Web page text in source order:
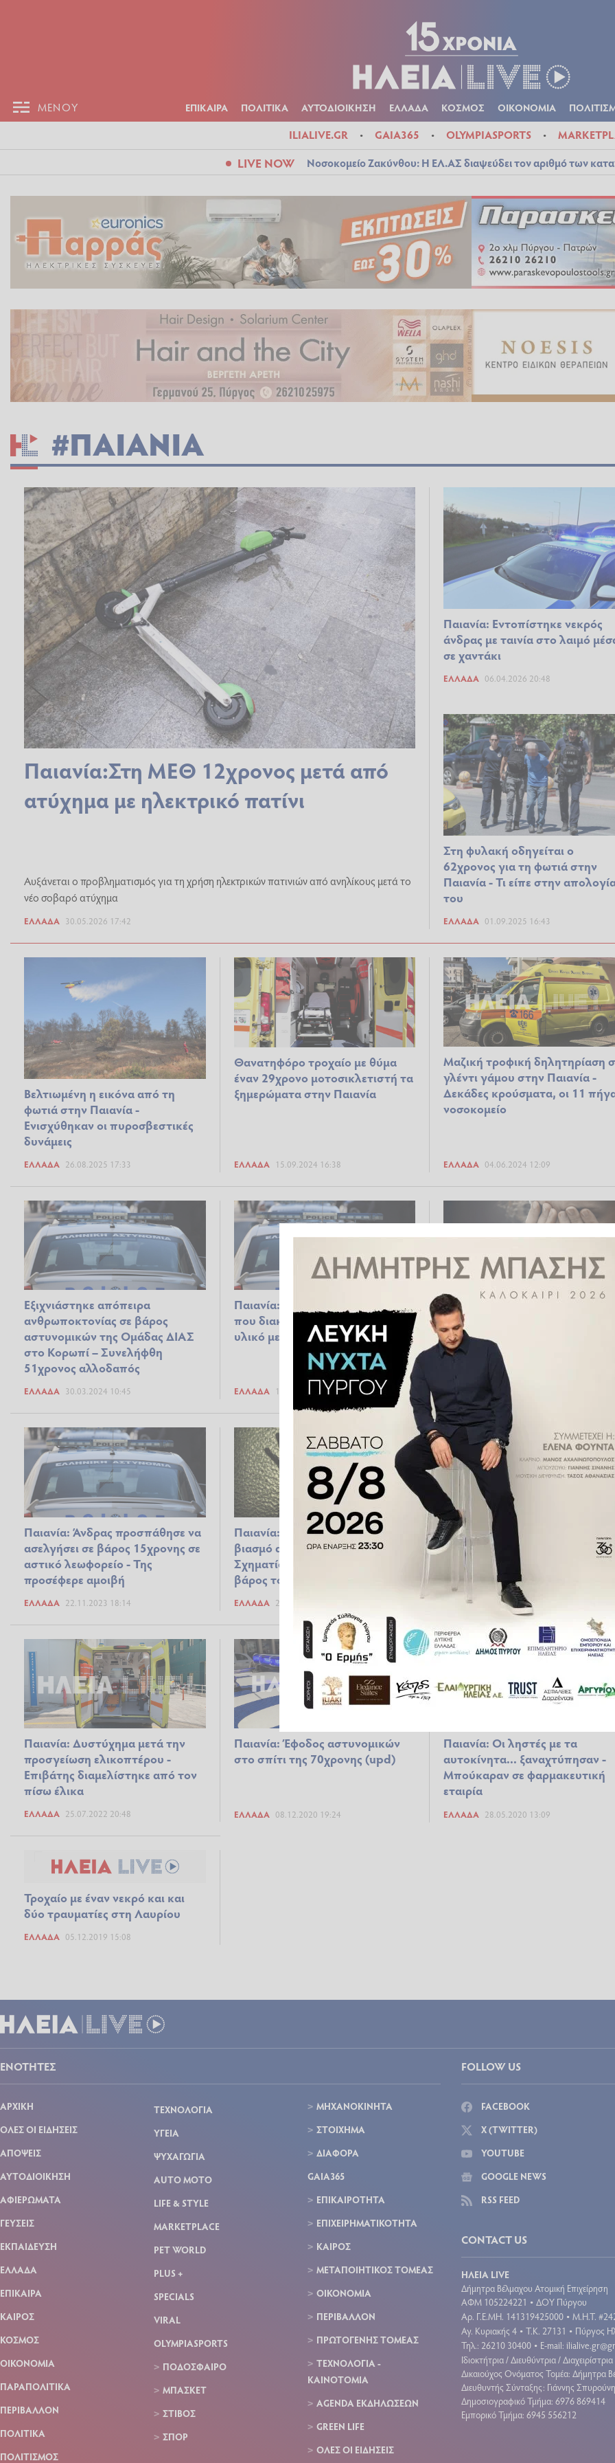
ΜΕΝΟΥ ΕΠΙΚΑΙΡΑ ΠΟΛΙΤΙΚΑ ΑΥΤΟΔΙΟΙΚΗΣΗ ΕΛΛΑΔΑ ΚΟΣΜΟΣ ΟΙΚΟΝΟΜΙΑ
ILIALIVE.GR GAIA365 OLYMPIASPORTS
LIVE NOW Νοσοκομείο Ζακύνθου: Η ΕΛ.ΑΣ διαψεύδει τον αριθμό των
#ΠΑΙΑΝΙΑ
Παιανία:Στη ΜΕΘ 12χρονος μετά από
ατύχημα με ηλεκτρικό πατίνι
Αυξάνεται ο προβληματισμός για τη χρήση ηλεκτρικών πατινιών από ανηλίκους μετά το
νέο σοβαρό ατύχημα
ΕΛΛΆΔΑ 30.05.2026 17:42
Παιανία: Εντοπίστηκε νεκρός
άνδρας με ταινία στο λαιμό
σε χαντάκι
ΕΛΛΆΔΑ 06.04.2026 20:48
Στη φυλακή οδηγείται ο
62χρονος για τη φωτιά στην
Παιανία - Τι είπε στην
του
ΕΛΛΆΔΑ 01.09.2025 16:43
Βελτιωμένη η εικόνα από τη
φωτιά στην Παιανία -
Ενισχύθηκαν οι πυροσβεστικές
δυνάμεις
ΕΛΛΆΔΑ 26.08.2025 17:33
Θανατηφόρο τροχαίο με θύμα
έναν 29χρονο μοτοσικλετιστή τα
ξημερώματα στην Παιανία
ΕΛΛΆΔΑ 15.09.2024 16:38
Μαζική τροφική δηλητηρίαση
γλέντι γάμου στην Παιανία -
Δεκάδες κρούσματα, οι 11
νοσοκομείο
ΕΛΛΆΔΑ 04.06.2024 12:09
Εξιχνιάστηκε απόπειρα
ανθρωποκτονίας σε βάρος
αστυνομικών της Ομάδας ΔΙΑΣ
στο Κορωπί – Συνελήφθη
51χρονος αλλοδαπός
ΕΛΛΆΔΑ 30.03.2024 10:45
Παιανία: Συνελήφθη 14χρονος
που διακινούσε πορνογραφικό
υλικό με ανήλικη
ΕΛΛΆΔΑ 18.02.2024 17:39
Παιανία: Ανήλικη θύμα
εκδικητικής πορνογραφίας –
22χρονος έστειλε γυμνές
φωτογραφίες στον θείο της
ΕΛΛΆΔΑ 14.02.2024 08:24
Παιανία: Άνδρας προσπάθησε να
ασελγήσει σε βάρος 15χρονης σε
αστικό λεωφορείο - Της
προσέφερε αμοιβή
ΕΛΛΆΔΑ 22.11.2023 18:14
Παιανία: 28χρονη κατήγγειλε
βιασμό από 37χρονο -
Σχηματίστηκε δικογραφία εις
βάρος του
ΕΛΛΆΔΑ 24.07.2023 10:05
Παιανία: «Ο 22χρονος έβγαζε
selfie όταν σκοτώθηκε από τον
έλικα ελικοπτέρου», λένε
βρετανικά μέσα
ΕΛΛΆΔΑ 26.07.2022 14:04
Παιανία: Δυστύχημα μετά την
προσγείωση ελικοπτέρου -
Επιβάτης διαμελίστηκε από τον
πίσω έλικα
ΕΛΛΆΔΑ 25.07.2022 20:48
Παιανία: Έφοδος αστυνομικών
στο σπίτι της 70χρονης (upd)
ΕΛΛΆΔΑ 08.12.2020 19:24
Παιανία: Οι ληστές με τα
αυτοκίνητα... ξαναχτύπησαν -
Μπούκαραν σε φαρμακευτική
εταιρία
ΕΛΛΆΔΑ 28.05.2020 13:09
Τροχαίο με έναν νεκρό και και
δύο τραυματίες στη Λαυρίου
ΕΛΛΆΔΑ 05.12.2019 15:08
ΕΝΟΤΗΤΕΣ
ΑΡΧΙΚΗ
ΟΛΕΣ ΟΙ ΕΙΔΗΣΕΙΣ
ΑΠΟΨΕΙΣ
ΑΥΤΟΔΙΟΙΚΗΣΗ
ΑΦΙΕΡΩΜΑΤΑ
ΓΕΥΣΕΙΣ
ΕΚΠΑΙΔΕΥΣΗ
ΕΛΛΑΔΑ
ΕΠΙΚΑΙΡΑ
ΚΑΙΡΟΣ
ΚΟΣΜΟΣ
ΟΙΚΟΝΟΜΙΑ
ΠΑΡΑΠΟΛΙΤΙΚΑ
ΠΕΡΙΒΑΛΛΟΝ
ΠΟΛΙΤΙΚΑ
ΠΟΛΙΤΙΣΜΟΣ
ΤΕΧΝΟΛΟΓΙΑ
ΥΓΕΙΑ
ΨΥΧΑΓΩΓΙΑ
AUTO MOTO
LIFE & STYLE
MARKETPLACE
PET WORLD
PLUS +
SPECIALS
VIRAL
OLYMPIASPORTS
ΠΟΔΟΣΦΑΙΡΟ
ΜΠΑΣΚΕΤ
ΣΤΙΒΟΣ
ΣΠΟΡ
ΜΗΧΑΝΟΚΙΝΗΤΑ
ΣΤΟΙΧΗΜΑ
ΔΙΑΦΟΡΑ
GAIA365
ΕΠΙΚΑΙΡΟΤΗΤΑ
ΕΠΙΧΕΙΡΗΜΑΤΙΚΟΤΗΤΑ
ΚΑΙΡΟΣ
ΜΕΤΑΠΟΙΗΤΙΚΟΣ ΤΟΜΕΑΣ
ΟΙΚΟΝΟΜΙΑ
ΠΕΡΙΒΑΛΛΟΝ
ΠΡΩΤΟΓΕΝΗΣ ΤΟΜΕΑΣ
ΤΕΧΝΟΛΟΓΙΑ -
ΚΑΙΝΟΤΟΜΙΑ
AGENDA ΕΚΔΗΛΩΣΕΩΝ
GREEN LIFE
ΟΛΕΣ ΟΙ ΕΙΔΗΣΕΙΣ
FOLLOW US
FACEBOOK
X (TWITTER)
YOUTUBE
GOOGLE NEWS
RSS FEED
CONTACT US
ΗΛΕΙΑ LIVE
Δήμητρα Βέλμαχου Ατομική Επιχείρηση
ΑΦΜ 105224221 • ΔΟΥ Πύργου
Aρ. Γ.Ε.ΜΗ. 141319425000 • Μ.Η.Τ.
Αγ. Κυριακής 4 • Τ.Κ. 27131 • Πύργος
Τηλ.: 26210 30400 • E-mail:
Ιδιοκτήτρια / Διευθύντρια /
Δικαιούχος Ονόματος Τομέα: Δήμητρα
Διευθυντής Σύνταξης: Γιάννης
Δημοσιογραφικό Τμήμα: 6976 869414
Εμπορικό Τμήμα: 6945 556212